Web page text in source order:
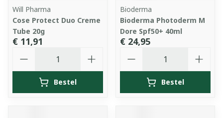
Will Pharma
Cose Protect Duo Creme
Tube 20g
€ 11,91
Bestel
Bioderma
Bioderma Photoderm M
Dore Spf50+ 40ml
€ 24,95
Bestel